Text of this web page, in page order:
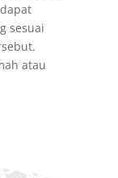
sesuai
atau